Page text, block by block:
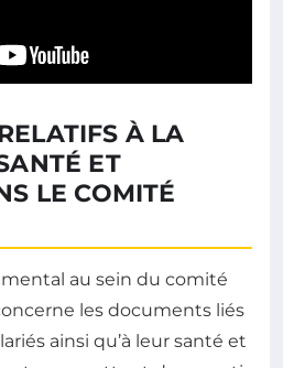
À LA
ET
LE COMITÉ
au sein du comité
les documents liés
ainsi qu’à leur santé et